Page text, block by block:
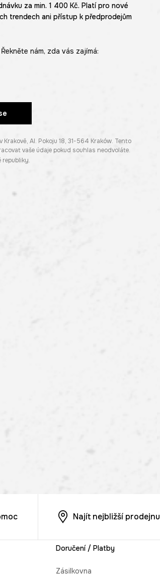
za min. 1 400 Kč. Platí pro nové
trendech ani přístup k předprodejům
nám, zda vás zajímá:
Al. Pokoju 18, 31-564 Kraków. Tento
vaše údaje pokud souhlas neodvoláte.
republiky.
Najít nejbližší prodejnu
Doručení / Platby
Zásilkovna